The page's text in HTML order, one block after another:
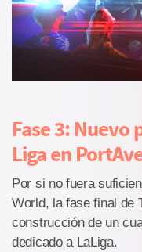
Fase 3: Nuevo
Liga en
Por si no fuera
World, la fase final de
construcción de un
dedicado a LaLiga.